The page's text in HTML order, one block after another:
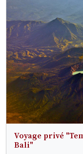
Voyage privé
Bali"